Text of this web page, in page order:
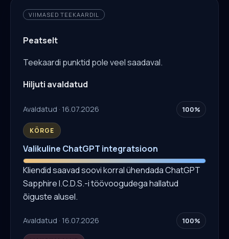
VIIMASED TEEKAARDIL
Peatselt
Teekaardi punktid pole veel saadaval.
Hiljuti avaldatud
Avaldatud · 16.07.2026 100%
KÕRGE
Valikuline ChatGPT integratsioon
Kliendid saavad soovi korral ühendada ChatGPT
Sapphire I.C.D.S.-i töövoogudega hallatud
õiguste alusel.
Avaldatud · 16.07.2026 100%